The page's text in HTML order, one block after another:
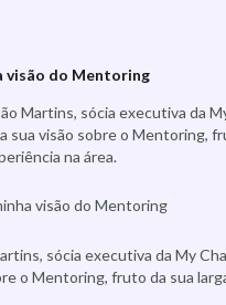
visão do Mentoring
Martins, sócia executiva da
sua visão sobre o Mentoring,
na área.
sócia executiva da My
o Mentoring, fruto da sua